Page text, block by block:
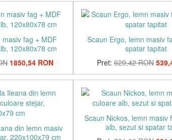
fag + MDF
120x80x78 cm
1850,54 RON
Scaun Ergo, lemn masiv
spatar tapitat
Pret: 629,42 RON
din lemn masiv
220x100x79 cm
Scaun Nickos, lemn masiv
alb, sezut si spatar